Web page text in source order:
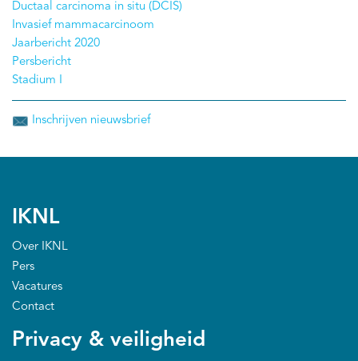
Ductaal carcinoma in situ (DCIS)
Invasief mammacarcinoom
Jaarbericht 2020
Persbericht
Stadium I
Inschrijven nieuwsbrief
IKNL
Over IKNL
Pers
Vacatures
Contact
Privacy & veiligheid